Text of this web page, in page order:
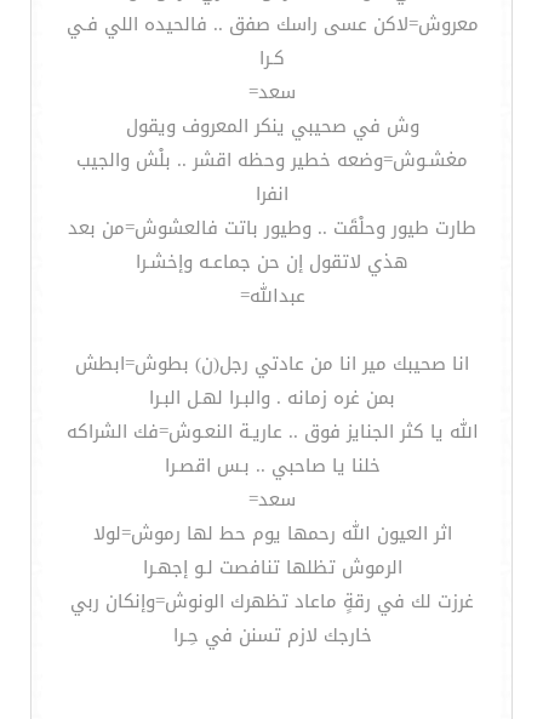
معروش=لاكن عسى راسك صفق .. فالحيده اللي فـي
كـرا
سعد=
وش في صحيبي ينكر المعروف ويقول
مغشـوش=وضعه خطير وحظه اقشر .. بلْش والجيب
انفرا
طارت طيور وحلْقَت .. وطيور باتت فالعشوش=من بعد
هذي لاتقول إن حن جماعـه وإخشـرا
عبدالله=
انا صحيبك مير انا من عادتي رجل(ن) بطوش=ابطش
بمن غره زمانه . والبـرا لهـل البـرا
الله يا كثر الجنايز فوق .. عاريـة النعـوش=فك الشراكه
خلنا يا صاحبي .. بـس اقصـرا
سعد=
اثر العيون الله رحمها يوم حط لها رموش=لولا
الرموش تظلها تنافصت لـو إجهـرا
غرزت لك في رقةٍ ماعاد تظهرك الونوش=وإنكان ربي
خارجك لازم تسنن في حِـرا